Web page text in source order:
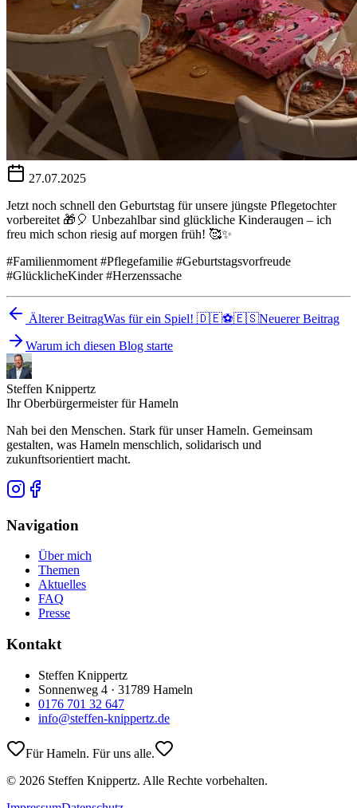
27.07.2025
Jetzt noch schnell den Geburtstag für unsere jüngste Pflegetochter
vorbereitet 🎁🎈 Unbezahlbar sind glückliche Kinderaugen – ich
freu mich schon riesig auf morgen früh! 🥰✨
#Familienmoment #Pflegefamilie #Geburtstagsvorfreude
#GlücklicheKinder #Herzenssache
Älterer BeitragWas für ein Spiel! 🇩🇪⚽️🇪🇸Neuerer Beitrag
Warum ich diesen Blog starte
Steffen Knippertz
Ihr Oberbürgermeister für Hameln
Nah bei den Menschen. Stark für unser Hameln. Gemeinsam
gestalten, was Hameln menschlich, solidarisch und
zukunftsorientiert macht.
Navigation
Über mich
Themen
Aktuelles
FAQ
Presse
Kontakt
Steffen Knippertz
Sonnenweg 4 · 31789 Hameln
0176 701 32 647
info@steffen-knippertz.de
Für Hameln. Für uns alle.
© 2026 Steffen Knippertz. Alle Rechte vorbehalten.